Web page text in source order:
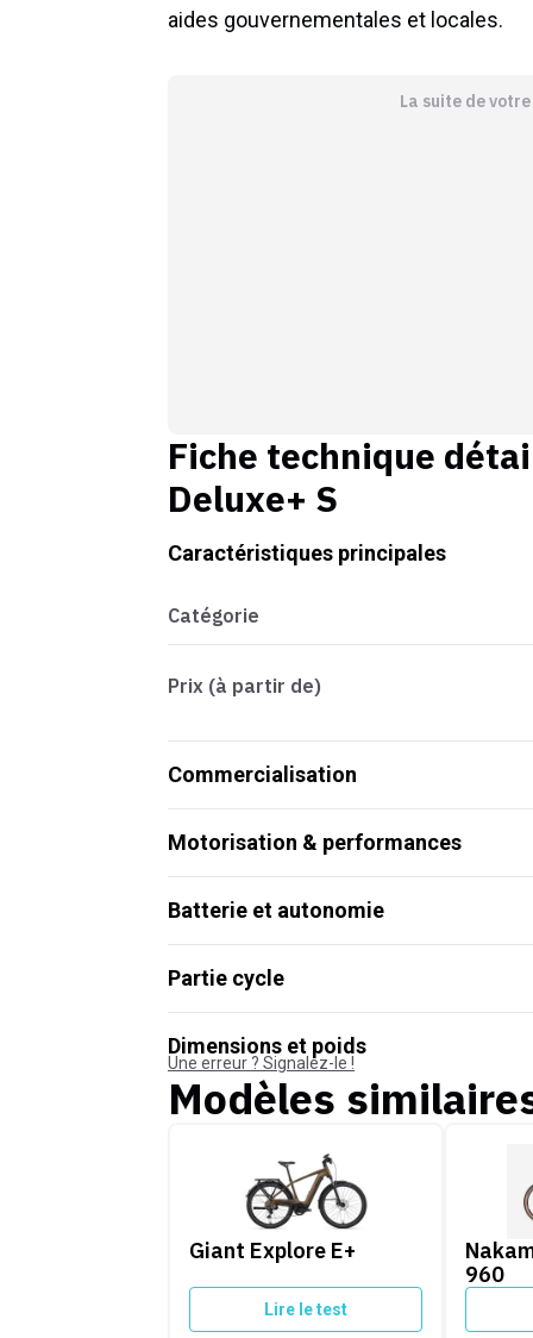
aides gouvernementales et locales.
La suite de
Fiche technique
Deluxe+ S
Caractéristiques principales
Catégorie
Prix (à partir de)
Commercialisation
Motorisation & performances
Batterie et autonomie
Partie cycle
Dimensions et poids
Une erreur ? Signalez-le !
Modèles
Giant Explore E+
Giant Explore E+
Lire le test
960